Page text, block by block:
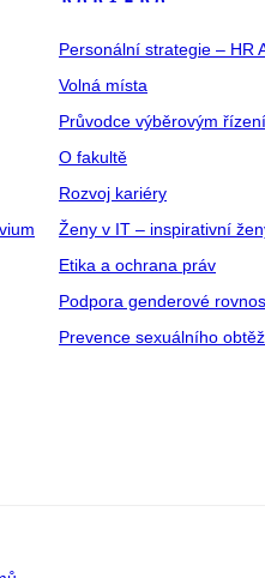
Personální strategie – HR
Volná místa
Průvodce výběrovým
O fakultě
Rozvoj kariéry
Ženy v IT – inspirativní
Etika a ochrana práv
Podpora genderové
Prevence sexuálního